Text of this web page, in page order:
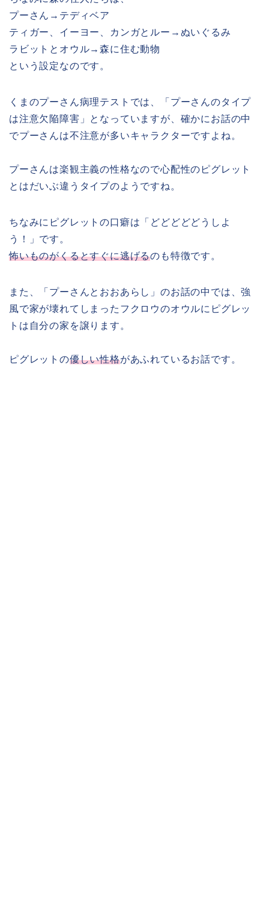
プーさん→テディベア
ティガー、イーヨー、カンガとルー→ぬいぐるみ
ラビットとオウル→森に住む動物
という設定なのです。
くまのプーさん病理テストでは、「プーさんのタイプ
は注意欠陥障害」となっていますが、確かにお話の中
でプーさんは不注意が多いキャラクターですよね。
プーさんは楽観主義の性格なので心配性のピグレット
とはだいぶ違うタイプのようですね。
ちなみにピグレットの口癖は「どどどどどうしよ
う！」です。
怖いものがくるとすぐに逃げるのも特徴です。
また、「プーさんとおおあらし」のお話の中では、強
風で家が壊れてしまったフクロウのオウルにピグレッ
トは自分の家を譲ります。
ピグレットの優しい性格があふれているお話です。